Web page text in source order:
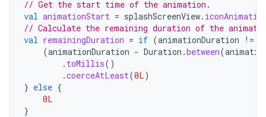
// Get the start time of the animation.
val animationStart = splashScreenView.
// Calculate the remaining duration of the
val remainingDuration = if (animationDuration !=
(animationDuration - Duration .between(
. toMillis()
.coerceAtLeast(0L)
} else {
0L
}